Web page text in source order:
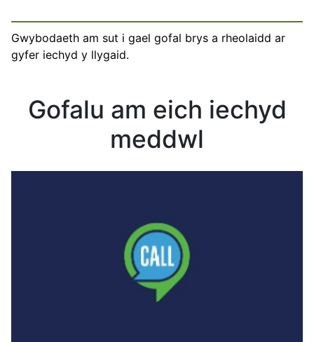
Gwybodaeth am sut i gael gofal brys a rheolaidd ar
gyfer iechyd y llygaid.
Gofalu am eich iechyd
meddwl